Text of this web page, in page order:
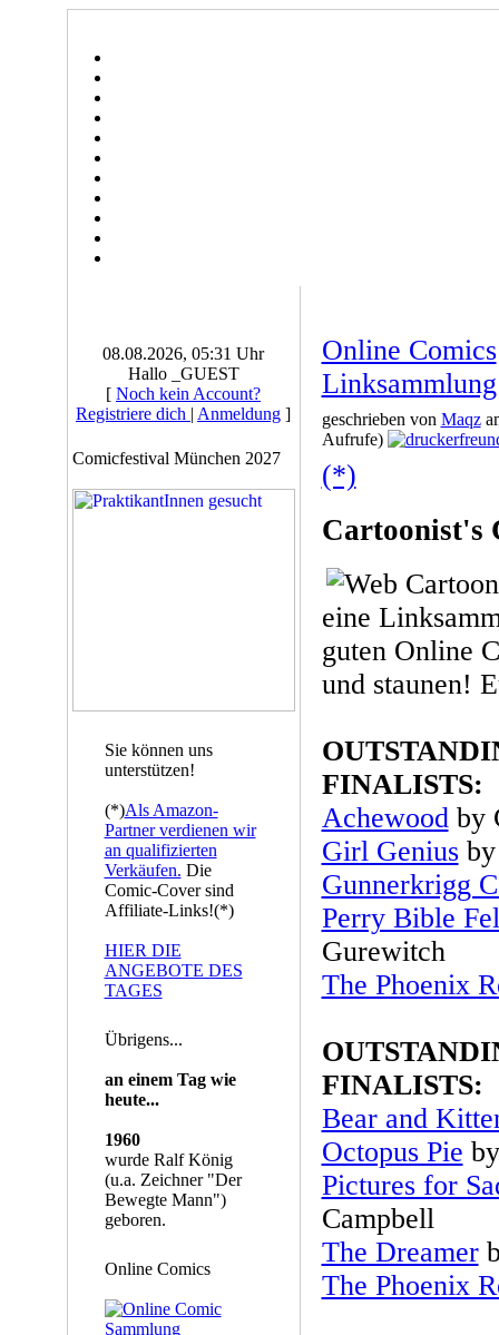
08.08.2026, 05:31 Uhr
Hallo _GUEST
[ Noch kein Account?
Registriere dich | Anmeldung ]
Comicfestival München 2027
Sie können uns
unterstützen!
(*)Als Amazon-
Partner verdienen wir
an qualifizierten
Verkäufen. Die
Comic-Cover sind
Affiliate-Links!(*)
HIER DIE
ANGEBOTE DES
TAGES
Übrigens...
an einem Tag wie
heute...
1960
wurde Ralf König
(u.a. Zeichner "Der
Bewegte Mann")
geboren.
Online Comics
Online Comics
Linksammlung
geschrieben von Maqz
Aufrufe)
(*)
Cartoonist's
eine
guten Online
und staunen!
FINALISTS:
Achewoodby
Girl Geniusby
Gunnerkrigg
Perry Bible
Gurewitch
The Phoenix
FINALISTS:
Bear and
Octopus Pie
Pictures for
Campbell
The Dreamer
The Phoenix